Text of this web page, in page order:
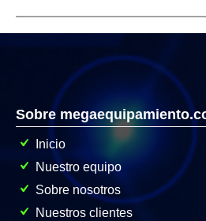
Sobre
Inicio
Nuestro equipo
Sobre nosotros
Nuestros clientes